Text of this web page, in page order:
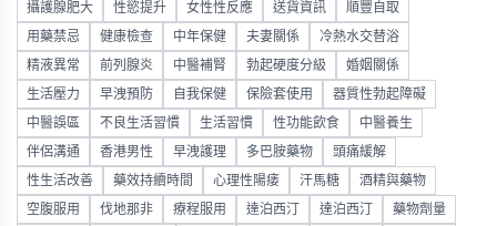
攝護腺肥大 性慾提升 女性性反應 送貨資訊 順豐自取
用藥禁忌 健康檢查 中年保健 夫妻關係 冷熱水交替浴
精液異常 前列腺炎 中醫補腎 勃起硬度分級 婚姻關係
生活壓力 早洩預防 自我保健 保險套使用 器質性勃起障礙
中醫誤區 不良生活習慣 生活習慣 性功能飲食 中醫養生
伴侶溝通 香港男性 早洩護理 多巴胺藥物 頭痛緩解
性生活改善 藥效持續時間 心理性陽痿 汗馬糖 酒精與藥物
空腹服用 伐地那非 療程服用 達泊西汀 達泊西汀 藥物劑量